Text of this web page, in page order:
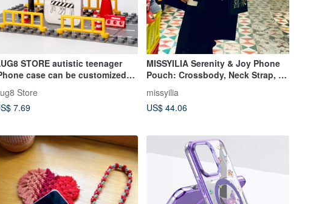
STORE autistic teenager
case can be customized
Store
7.69
MISSYILIA Serenity & Joy Phone
Pouch: Crossbody, Neck Strap, or
Handheld - Available in 5 Colors
missyilia
US$ 44.06